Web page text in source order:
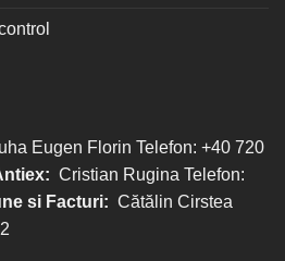
Eugen Florin Telefon: +40 720
Cristian Rugina Telefon:
si Facturi: Cătălin Cirstea